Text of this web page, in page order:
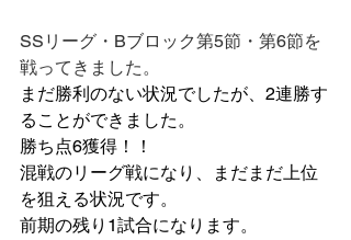
SSリーグ・Bブロック第5節・第6節を
戦ってきました。
まだ勝利のない状況でしたが、2連勝す
ることができました。
勝ち点6獲得！！
混戦のリーグ戦になり、まだまだ上位
を狙える状況です。
前期の残り1試合になります。